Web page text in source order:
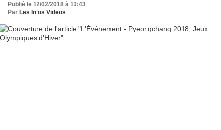
Publié le 12/02/2018 à 10:43
Par Les Infos Videos